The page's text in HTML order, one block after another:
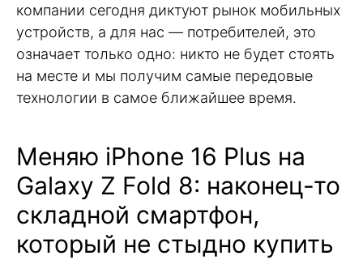
компании сегодня диктуют рынок мобильных
устройств, а для нас — потребителей, это
означает только одно: никто не будет стоять
на месте и мы получим самые передовые
технологии в самое ближайшее время.
Меняю iPhone 16 Plus на
Galaxy Z Fold 8: наконец-то
складной смартфон,
который не стыдно купить